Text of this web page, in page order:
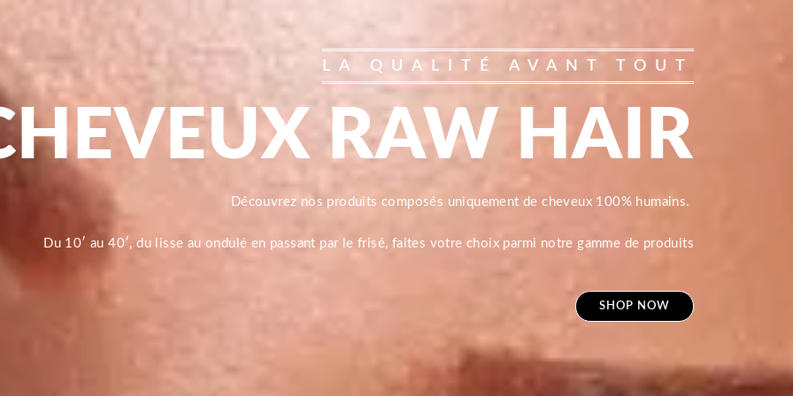
LA QUALITÉ AVANT TOUT
RAW HAIR
Découvrez nos produits composés uniquement de cheveux 100% humains.
Du 10′ au 40′, du lisse au ondulé en passant par le frisé, faites votre choix parmi notre gamme de produits
SHOP NOW